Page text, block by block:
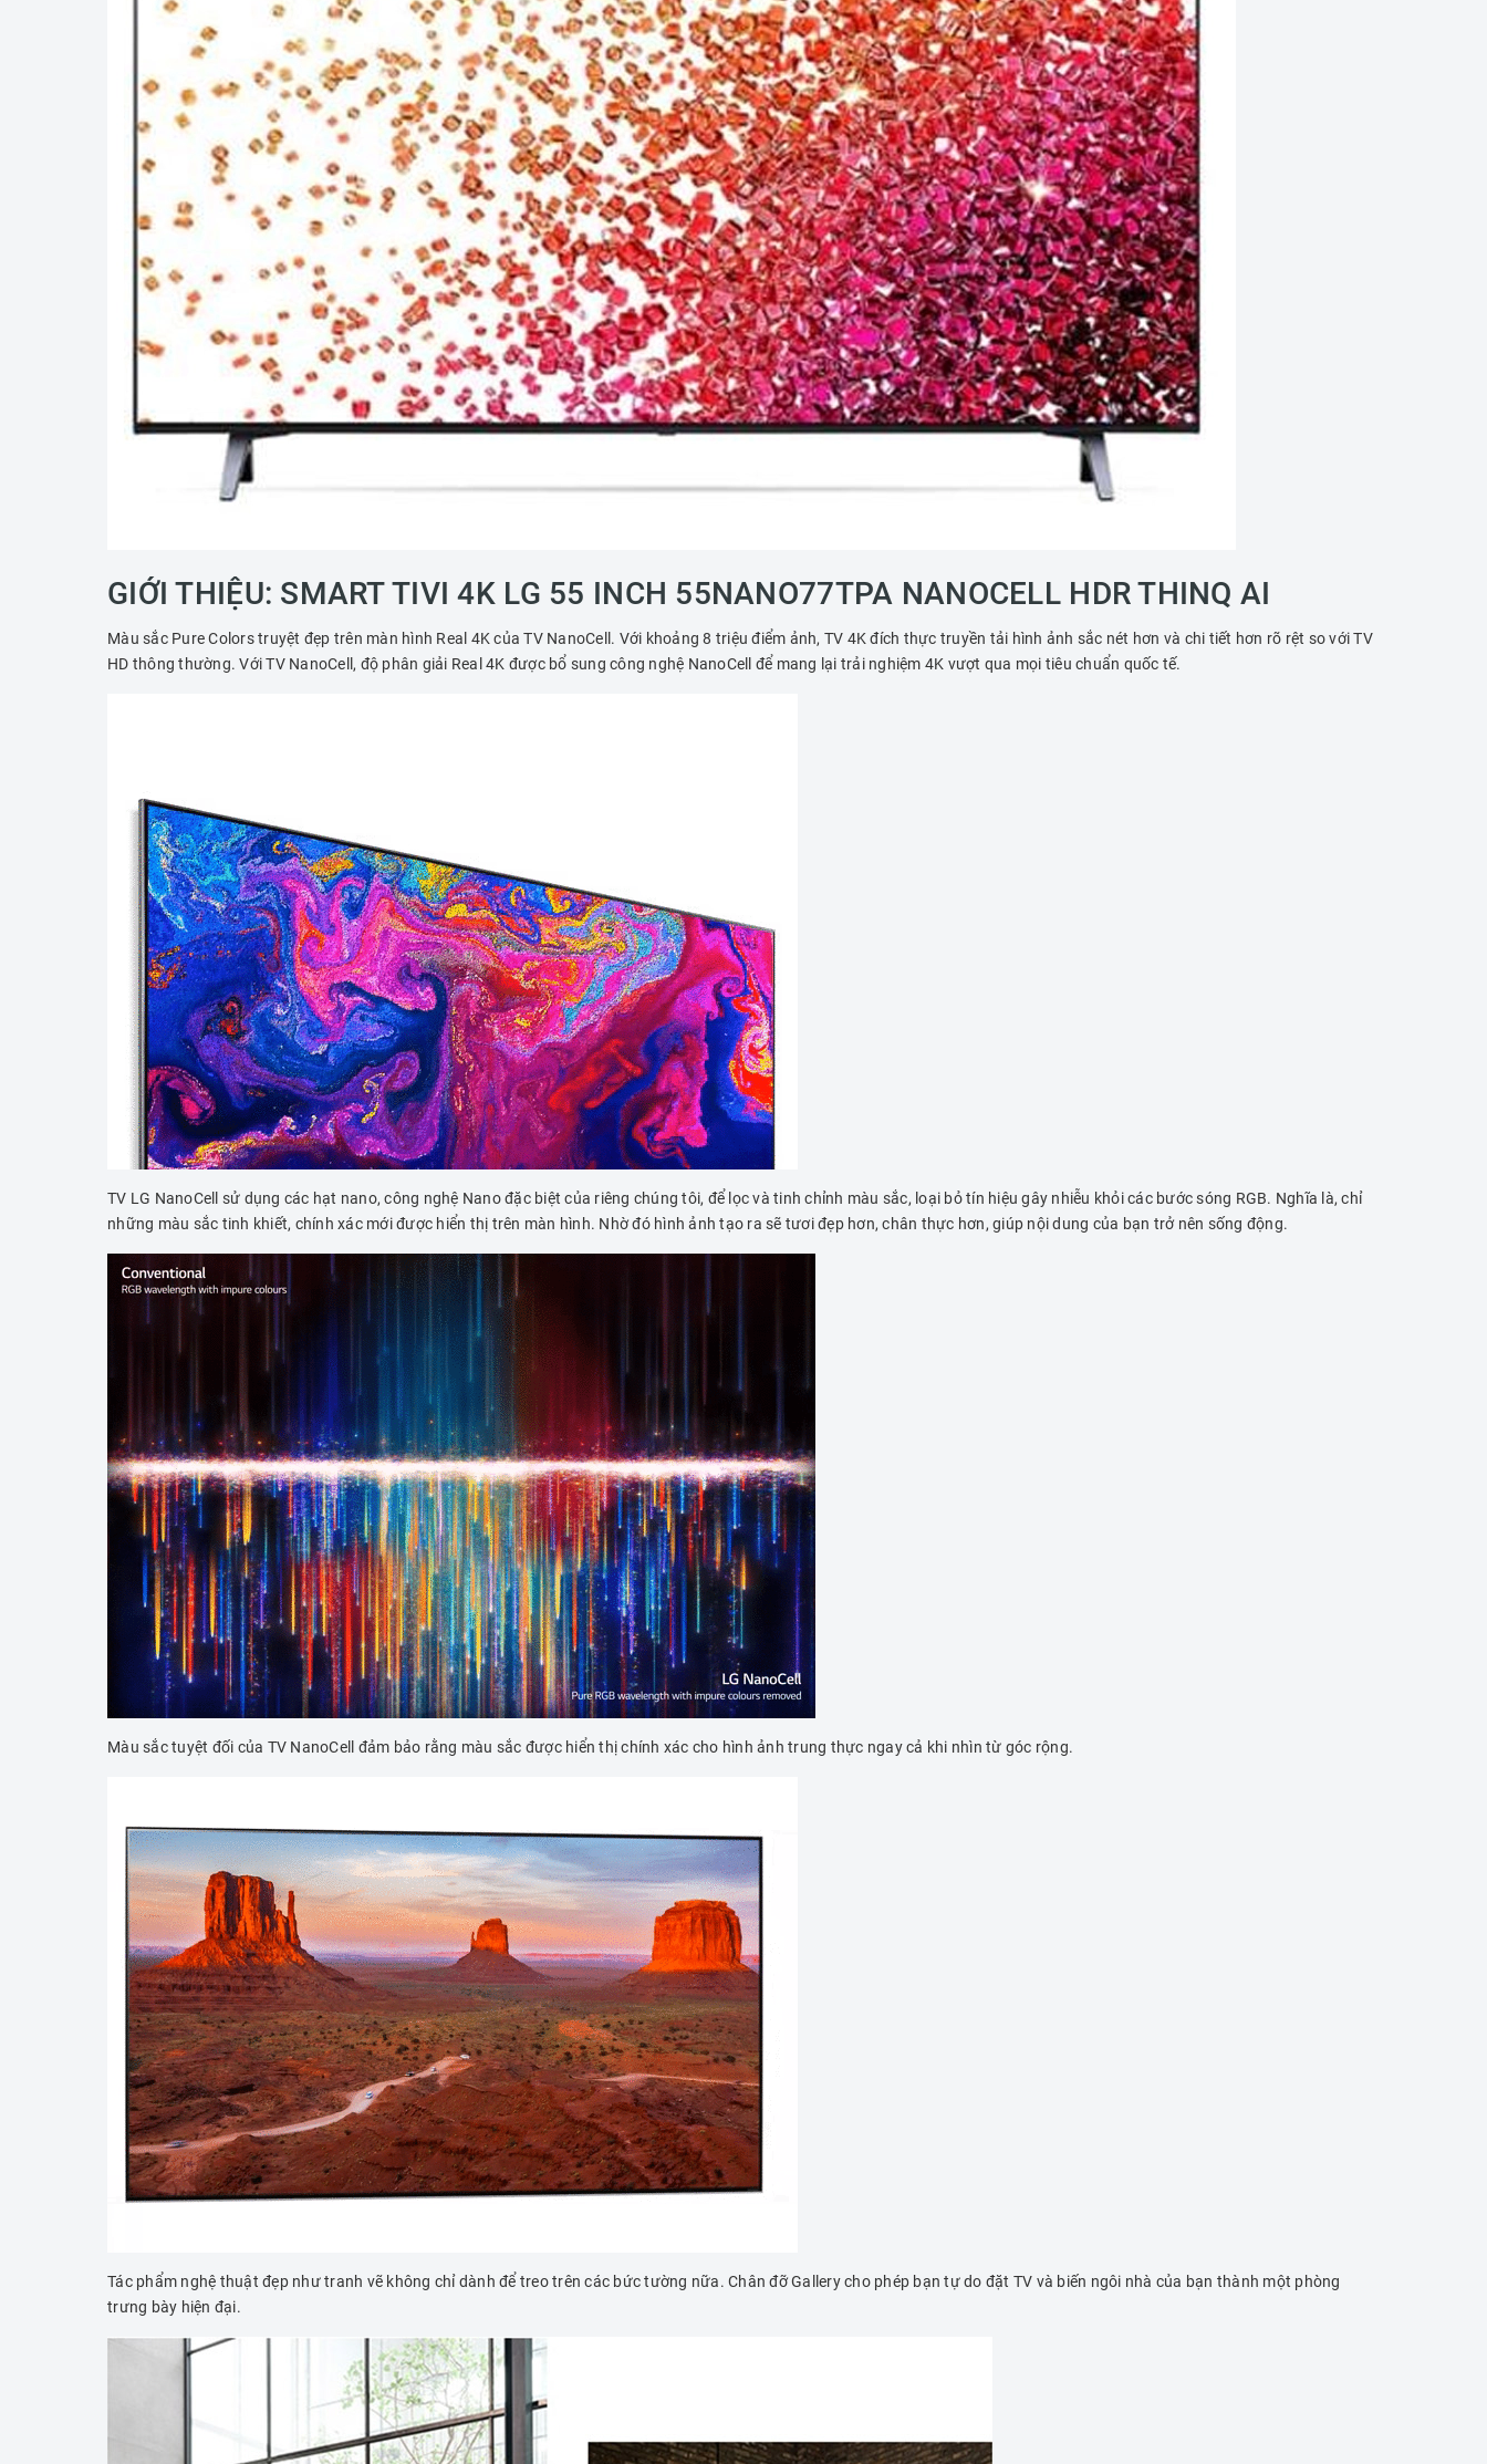
GIỚI THIỆU: SMART TIVI 4K LG 55 INCH 55NANO77TPA NANOCELL HDR THINQ AI
Màu sắc Pure Colors truyệt đẹp trên màn hình Real 4K của TV NanoCell. Với khoảng 8 triệu điểm ảnh, TV 4K đích thực truyền tải hình ảnh sắc nét hơn và chi tiết hơn rõ rệt so với TV
HD thông thường. Với TV NanoCell, độ phân giải Real 4K được bổ sung công nghệ NanoCell để mang lại trải nghiệm 4K vượt qua mọi tiêu chuẩn quốc tế.
TV LG NanoCell sử dụng các hạt nano, công nghệ Nano đặc biệt của riêng chúng tôi, để lọc và tinh chỉnh màu sắc, loại bỏ tín hiệu gây nhiễu khỏi các bước sóng RGB. Nghĩa là, chỉ
những màu sắc tinh khiết, chính xác mới được hiển thị trên màn hình. Nhờ đó hình ảnh tạo ra sẽ tươi đẹp hơn, chân thực hơn, giúp nội dung của bạn trở nên sống động.
Màu sắc tuyệt đối của TV NanoCell đảm bảo rằng màu sắc được hiển thị chính xác cho hình ảnh trung thực ngay cả khi nhìn từ góc rộng.
Tác phẩm nghệ thuật đẹp như tranh vẽ không chỉ dành để treo trên các bức tường nữa. Chân đỡ Gallery cho phép bạn tự do đặt TV và biến ngôi nhà của bạn thành một phòng
trưng bày hiện đại.